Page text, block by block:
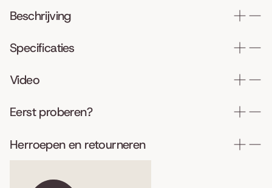
Beschrijving
Specificaties
Video
Eerst proberen?
Herroepen en retourneren